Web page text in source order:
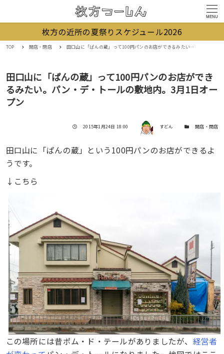
MENU
枚方の近所の夏祭りスケジュール2026
TOP 開店・閉店 田口山に「ぱんの蔵」って100円パンのお店ができるみたい。パン・デ・トールの敷地内。3月1日オープン
田口山に「ぱんの蔵」って100円パンのお店ができ
るみたい。パン・デ・トールの敷地内。3月1日オー
プン
投稿日
2015年1月24日 18:00 著者 すどん カテゴリー開店・閉店
田口山に「ぱんの蔵」という100円パンのお店ができるよ
うです。
↓こちら
この場所には昔ポム・ド・テールがありましたが、 経営者